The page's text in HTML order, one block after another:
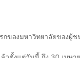
ของมหาวิทยาลัยของผู้ช